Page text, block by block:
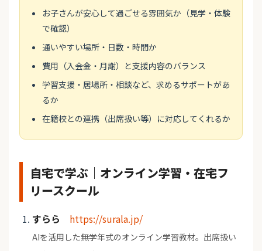
お子さんが安心して過ごせる雰囲気か（見学・体験
で確認）
通いやすい場所・日数・時間か
費用（入会金・月謝）と支援内容のバランス
学習支援・居場所・相談など、求めるサポートがあ
るか
在籍校との連携（出席扱い等）に対応してくれるか
自宅で学ぶ｜オンライン学習・在宅フ
リースクール
すらら https://surala.jp/
AIを活用した無学年式のオンライン学習教材。出席扱い